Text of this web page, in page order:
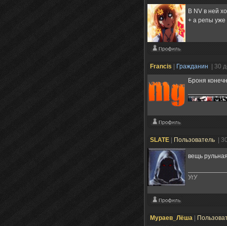
В NV в ней
+ а репы
Francis Гражданин
| 30
Броня
SLATE Пользователь |
вещь
УгУ
Мураев_Лёша